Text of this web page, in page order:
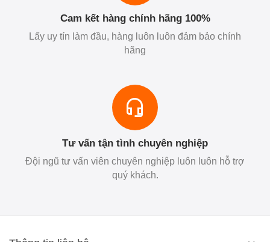
Cam kết hàng chính hãng 100%
Lấy uy tín làm đầu, hàng luôn luôn đảm bảo chính
hãng
Tư vấn tận tình chuyên nghiệp
Đội ngũ tư vấn viên chuyên nghiệp luôn luôn hỗ trợ
quý khách.